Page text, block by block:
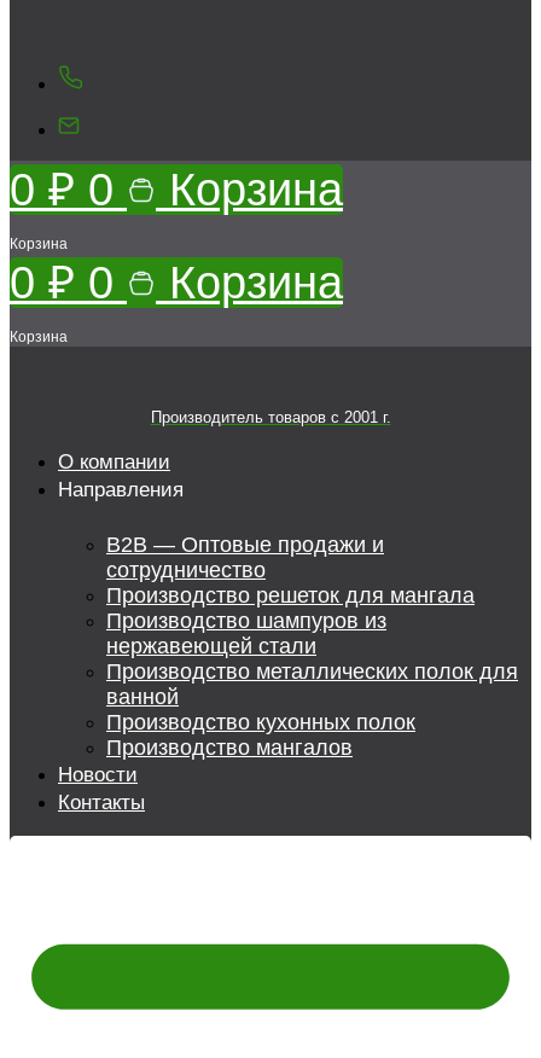
0 ₽ 0 Корзина
Корзина
0 ₽ 0 Корзина
Корзина
Производитель товаров c 2001 г.
О компании
Направления
B2B — Оптовые продажи и
сотрудничество
Производство решеток для мангала
Производство шампуров из
нержавеющей стали
Производство металлических полок для
ванной
Производство кухонных полок
Производство мангалов
Новости
Контакты